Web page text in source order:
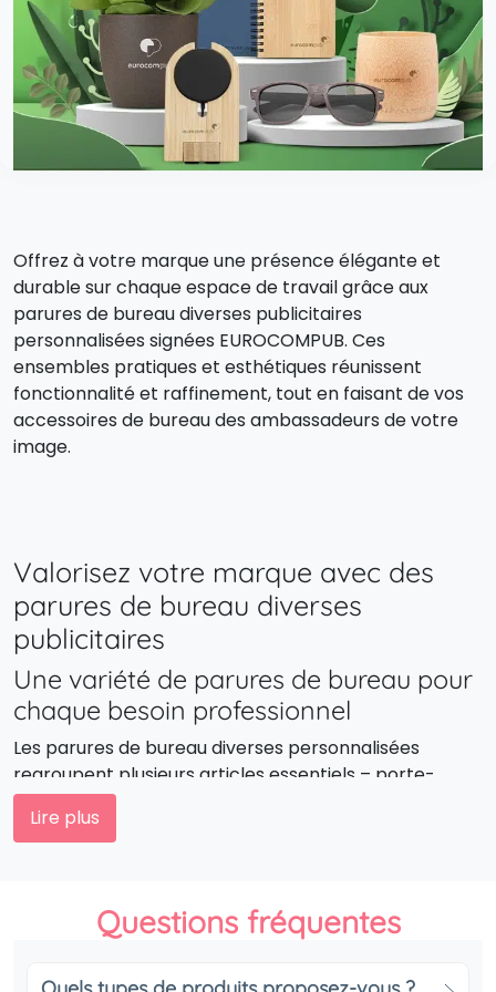
Offrez à votre marque une présence élégante et
durable sur chaque espace de travail grâce aux
parures de bureau diverses publicitaires
personnalisées signées EUROCOMPUB. Ces
ensembles pratiques et esthétiques réunissent
fonctionnalité et raffinement, tout en faisant de vos
accessoires de bureau des ambassadeurs de votre
image.
Valorisez votre marque avec des
parures de bureau diverses
publicitaires
Une variété de parures de bureau pour
chaque besoin professionnel
Les parures de bureau diverses personnalisées
regroupent plusieurs articles essentiels – porte-
stylos, sous-main, bloc-notes, pot à crayons, ou
encore porte-cartes – pour une organisation
univers de travail à la fois pratique et représentatif de
votre marque.
Impressionnez vos partenaires et
Lire plus
Questions fréquentes